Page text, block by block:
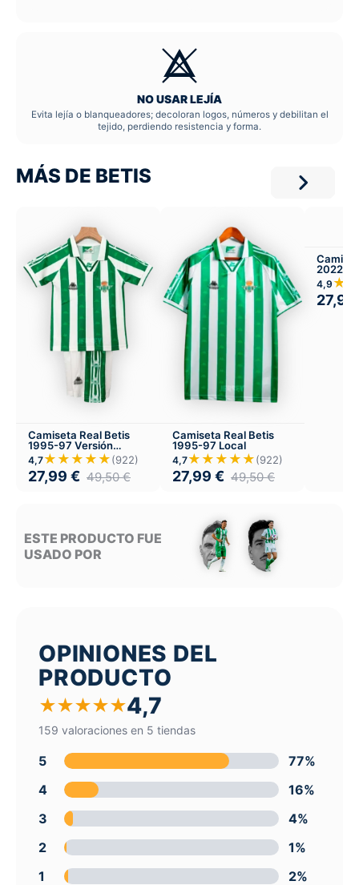
NO USAR LEJÍA
Evita lejía o blanqueadores; decoloran logos, números y debilitan el
tejido, perdiendo resistencia y forma.
MÁS DE BETIS
Camiseta Real Betis
1995-97 Versión
Infantil Local
4,7★★★★★(922)
27,99 € 49,50€
Camiseta Real Betis
1995-97 Local
4,7★★★★★(922)
27,99 € 49,50€
2022-
4,9
27,99
ESTE PRODUCTO FUE
USADO POR
OPINIONES DEL
PRODUCTO
★★★★★4,7
159 valoraciones en 5 tiendas
5
77%
4
16%
3
4%
2
1%
1
2%